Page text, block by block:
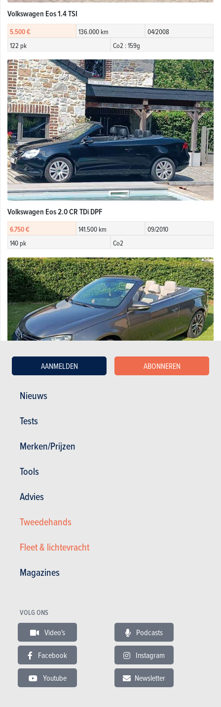
Nieuws
Tests
Merken/Prijzen
Tools
Advies
Tweedehands
Fleet & lichtevracht
Magazines
AANMELDEN ABONNEREN
VOLG ONS
Video's Podcasts
Facebook Instagram
Youtube Newsletter
Volkswagen Eos 1.4 TSI
5.500 € 136.000 km
04/2008
122 pk
Co2 : 159g
Volkswagen Eos 2.0 CR TDi DPF
6.750 € 141.500 km
09/2010
140 pk
Co2
5.500 €
136 pk
Volkswagen Eos 2.0 tdi 1 er Proprétaire ,Carnet comp ...
8.999 €
01/2009
140 pk
Garantie : 12 maand